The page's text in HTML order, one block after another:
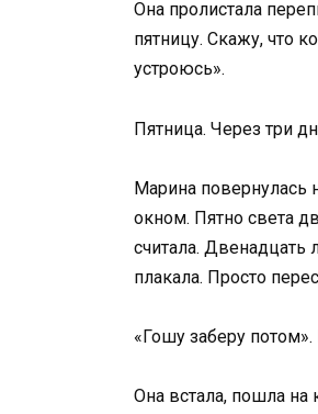
Она пролистала
пятницу. Скажу, что
устроюсь».
Пятница. Через три
Марина повернулась
окном. Пятно света
считала. Двенадцать
плакала. Просто
«Гошу заберу
Она встала, пошла на